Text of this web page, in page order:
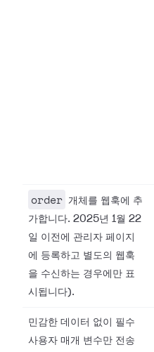
order 개체를 웹훅에 추
가합니다. 2025년 1월 22
일 이전에 관리자 페이지
에 등록하고 별도의 웹훅
을 수신하는 경우에만 표
시됩니다).
민감한 데이터 없이 필수
사용자 매개 변수만 전송